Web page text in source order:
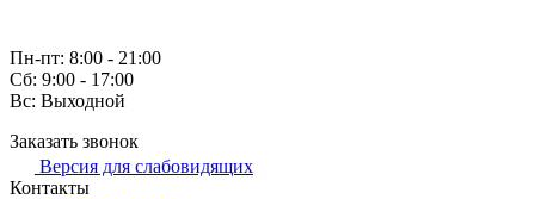
Пн-пт: 8:00 - 21:00
Сб: 9:00 - 17:00
Вс: Выходной
Заказать звонок
Версия для слабовидящих
Контакты